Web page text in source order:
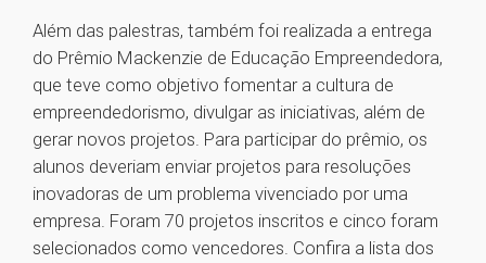
Além das palestras, também foi realizada a entrega
do Prêmio Mackenzie de Educação Empreendedora,
que teve como objetivo fomentar a cultura de
empreendedorismo, divulgar as iniciativas, além de
gerar novos projetos. Para participar do prêmio, os
alunos deveriam enviar projetos para resoluções
inovadoras de um problema vivenciado por uma
empresa. Foram 70 projetos inscritos e cinco foram
selecionados como vencedores. Confira a lista dos